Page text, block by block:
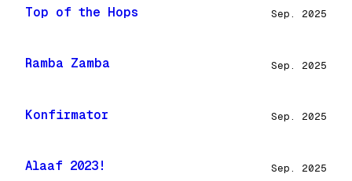
Top of the Hops Sep. 2025
Ramba Zamba Sep. 2025
Konfirmator Sep. 2025
Alaaf 2023! Sep. 2025